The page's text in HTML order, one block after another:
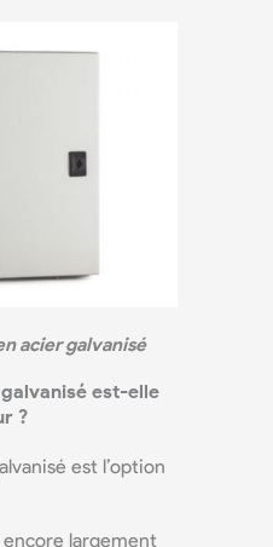
acier galvanisé
est-elle
?
est l’option
largement